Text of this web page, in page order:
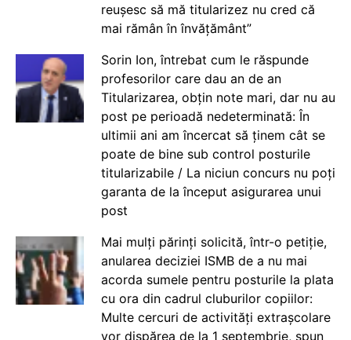
reușesc să mă titularizez nu cred că
mai rămân în învățământ”
Sorin Ion, întrebat cum le răspunde
profesorilor care dau an de an
Titularizarea, obțin note mari, dar nu au
post pe perioadă nedeterminată: În
ultimii ani am încercat să ținem cât se
poate de bine sub control posturile
titularizabile / La niciun concurs nu poți
garanta de la început asigurarea unui
post
Mai mulți părinți solicită, într-o petiție,
anularea deciziei ISMB de a nu mai
acorda sumele pentru posturile la plata
cu ora din cadrul cluburilor copiilor:
Multe cercuri de activități extrașcolare
vor dispărea de la 1 septembrie, spun